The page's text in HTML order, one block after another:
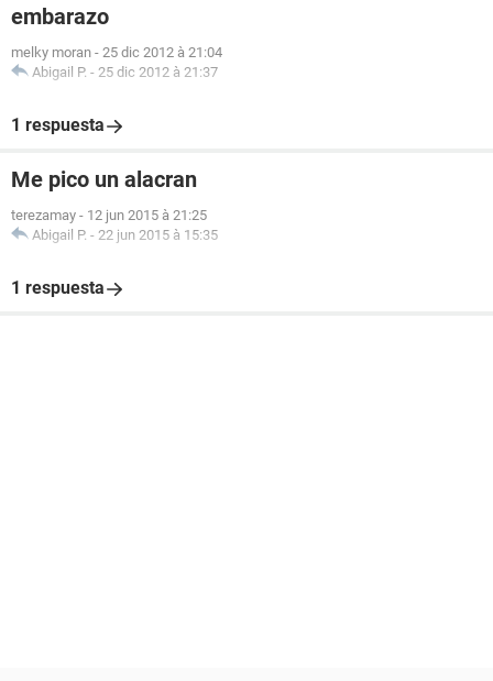
embarazo
melky moran - 25 dic 2012 à 21:04
Abigail P. - 25 dic 2012 à 21:37
1 respuesta
Me pico un alacran
terezamay - 12 jun 2015 à 21:25
Abigail P. - 22 jun 2015 à 15:35
1 respuesta